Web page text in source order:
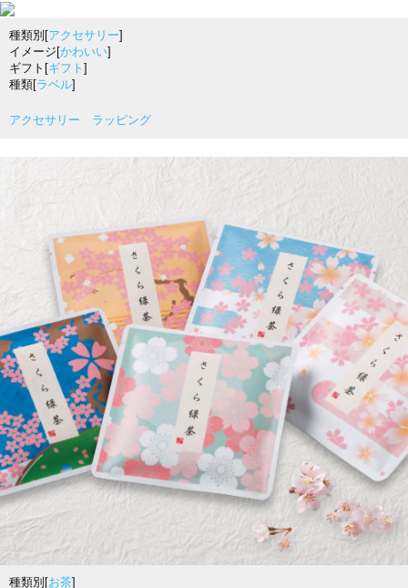
種類別[アクセサリー]
イメージ[かわいい]
ギフト[ギフト ]
種類[ラベル]
アクセサリー ラッピング
種類別[お茶]